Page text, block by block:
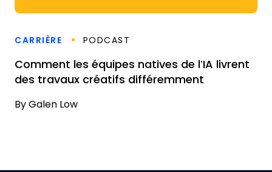
CARRIÈRE PODCAST
Comment les équipes natives de l’IA livrent
des travaux créatifs différemment
By Galen Low